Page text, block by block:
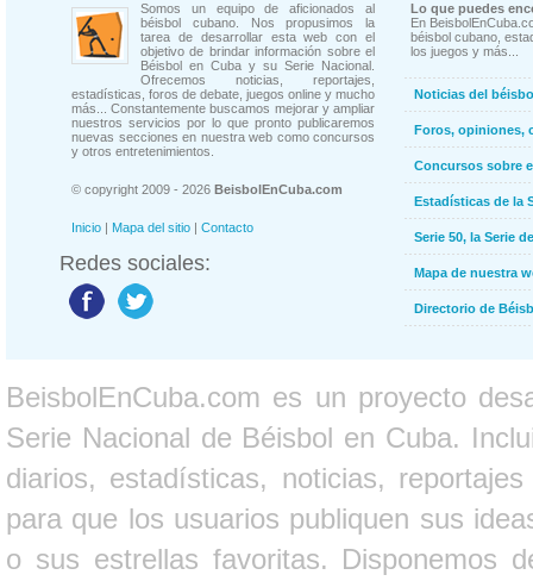
Somos un equipo de aficionados al
béisbol cubano. Nos propusimos la
tarea de desarrollar esta web con el
objetivo de brindar información sobre el
Béisbol en Cuba y su Serie Nacional.
Ofrecemos noticias, reportajes,
estadísticas, foros de debate, juegos online y mucho
más... Constantemente buscamos mejorar y ampliar
nuestros servicios por lo que pronto publicaremos
nuevas secciones en nuestra web como concursos
y otros entretenimientos.
© copyright 2009 - 2026 BeisbolEnCuba.com
Inicio | Mapa del sitio | Contacto
Redes sociales:
Lo que puedes
En
béisbol cubano,
los juegos y más...
Noticias del
Foros, opiniones,
Concursos sobre
Estadísticas de la
Serie 50, la Serie
Mapa de nuestra
Directorio de
BeisbolEnCuba.com es un proyecto
Serie Nacional de Béisbol en Cuba.
diarios, estadísticas, noticias,
para que los usuarios publiquen sus
o sus estrellas favoritas. Disponemos